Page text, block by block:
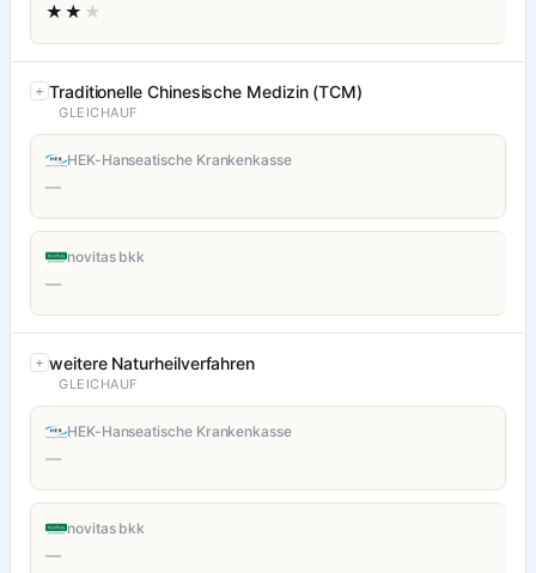
★★ ★
Traditionelle Chinesische Medizin (TCM)
GLEICHAUF
HEK-Hanseatische Krankenkasse
—
novitas bkk
—
weitere Naturheilverfahren
GLEICHAUF
HEK-Hanseatische Krankenkasse
—
novitas bkk
—